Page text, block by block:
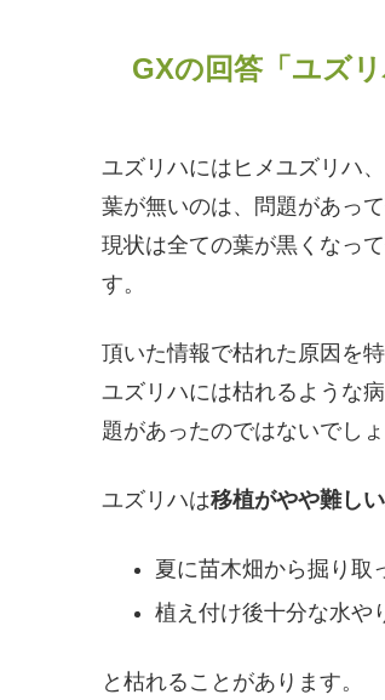
GXの回答「ユズ
ユズリハにはヒメユズリハ
葉が無いのは、問題があっ
現状は全ての葉が黒くなっ
す。
頂いた情報で枯れた原因を
ユズリハには枯れるような
題があったのではないでしょ
ユズリハは移植がやや難し
夏に苗木畑から掘り取
植え付け後十分な水や
と枯れることがあります。